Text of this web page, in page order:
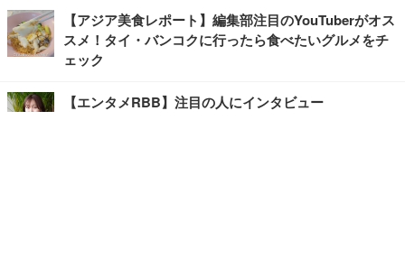
【アジア美食レポート】編集部注目のYouTuberがオス
スメ！タイ・バンコクに行ったら食べたいグルメをチ
ェック
【エンタメRBB】注目の人にインタビュー